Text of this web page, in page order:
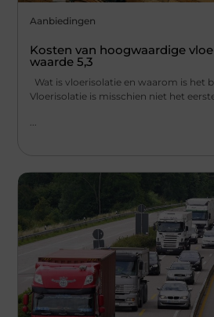
Aanbiedingen
Kosten van hoogwaardige
waarde 5,3
Wat is vloerisolatie en waarom is het
Vloerisolatie is misschien niet het